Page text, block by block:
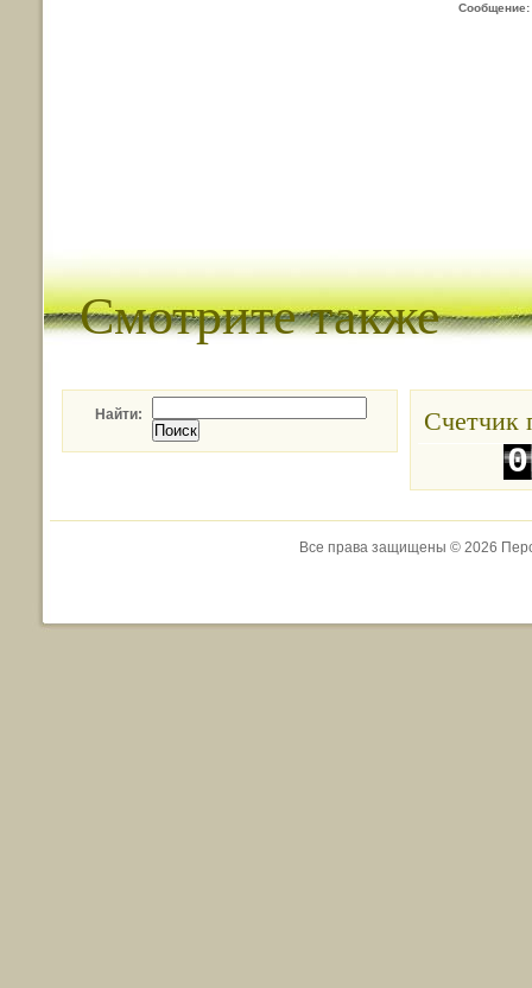
Сообщение:
Смотрите также
Найти: Счетчик
0
1
Все права защищены © 2026